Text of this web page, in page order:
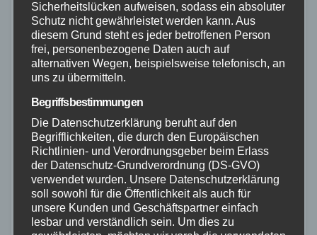
FEUERWEHR WESTERWALD
Wasserschaden im Westerwaldbad:
Technikkeller überflutet
13. JULI 2026
Am Samstagmorgen, dem 11.07.2026, wurde die
Feuerwehr Westerburg um 08:12 Uhr wegen eines
Wassereintritts im Keller des Westerwaldbades
Sicherheitslücken aufweisen, sodass ein absoluter
Schutz nicht gewährleistet werden kann. Aus
diesem Grund steht es jeder betroffenen Person
frei, personenbezogene Daten auch auf
alternativen Wegen, beispielsweise telefonisch, an
uns zu übermitteln.
Begriffsbestimmungen
Die Datenschutzerklärung beruht auf den
Begrifflichkeiten, die durch den Europäischen
Richtlinien- und Verordnungsgeber beim Erlass
der Datenschutz-Grundverordnung (DS-GVO)
verwendet wurden. Unsere Datenschutzerklärung
soll sowohl für die Öffentlichkeit als auch für
unsere Kunden und Geschäftspartner einfach
lesbar und verständlich sein. Um dies zu